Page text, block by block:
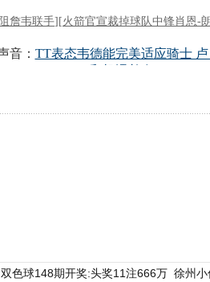
双色球148期开奖:头奖11注666万 徐州